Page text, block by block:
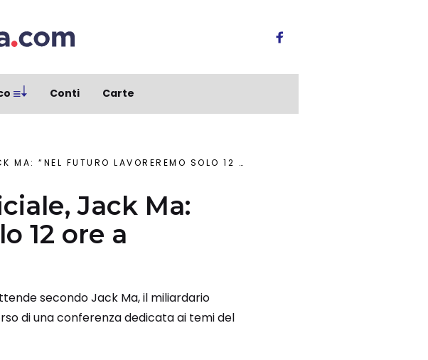
Conti Carte
LAVOREREMO SOLO 12 ORE A SETTIMANA”
Jack Ma:
12 ore a
secondo Jack Ma, il miliardario
di una conferenza dedicata ai temi del